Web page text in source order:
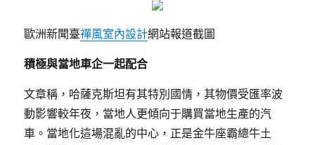
歐洲新聞臺禪風室內設計網站報道截圖
積極與當地車企一起配合
文章稱，哈薩克斯坦有其特別國情，其物價受匯率波
動影響較年夜，當地人更傾向于購買當地生產的汽
車。當地化這場混亂的中心，正是金牛座霸總牛土